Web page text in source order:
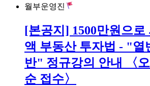
월부운영진
[본공지] 1500만원으로
액 부동산 투자법 - "열
반" 정규강의 안내 〈
순 접수〉